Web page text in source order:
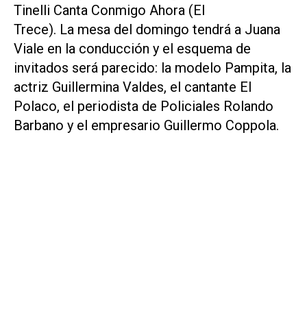
Tinelli Canta Conmigo Ahora (El
Trece). La mesa del domingo tendrá a Juana
Viale en la conducción y el esquema de
invitados será parecido: la modelo Pampita, la
actriz Guillermina Valdes, el cantante El
Polaco, el periodista de Policiales Rolando
Barbano y el empresario Guillermo Coppola.